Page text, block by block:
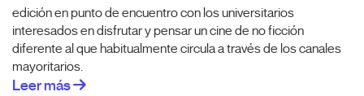
edición en punto de encuentro con los universitarios
interesados en disfrutar y pensar un cine de no ficción
diferente al que habitualmente circula a través de los canales
mayoritarios.
Leer más